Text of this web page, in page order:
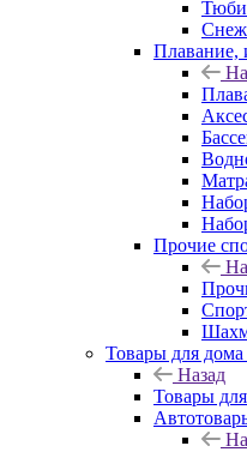
Плавание,
Прочие
Товары для дома
Назад
Товары